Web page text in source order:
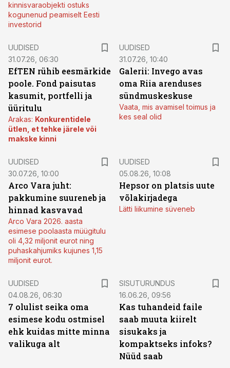
kinnisvaraobjekti ostuks
kogunenud peamiselt Eesti
investorid
UUDISED
31.07.26, 06:30
EfTEN rühib eesmärkide
poole. Fond paisutas
kasumit, portfelli ja
üüritulu
Arakas: Konkurentidele
ütlen, et tehke järele või
makske kinni
UUDISED
31.07.26, 10:40
Galerii: Invego avas
oma Riia arenduses
sündmuskeskuse
Vaata, mis avamisel toimus ja
kes seal olid
UUDISED
30.07.26, 10:00
Arco Vara juht:
pakkumine suureneb ja
hinnad kasvavad
Arco Vara 2026. aasta
esimese poolaasta müügitulu
oli 4,32 miljonit eurot ning
puhaskahjumiks kujunes 1,15
miljonit eurot.
UUDISED
05.08.26, 10:08
Hepsor on platsis uute
võlakirjadega
Lätti liikumine süveneb
UUDISED
04.08.26, 06:30
7 olulist seika oma
esimese kodu ostmisel
ehk kuidas mitte minna
valikuga alt
SISUTURUNDUS
16.06.26, 09:56
Kas tuhandeid faile
saab muuta kiirelt
sisukaks ja
kompaktseks infoks?
Nüüd saab